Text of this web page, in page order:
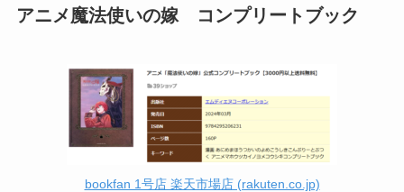
アニメ魔法使いの嫁 コンプリートブック
bookfan 1号店 楽天市場店 (rakuten.co.jp)